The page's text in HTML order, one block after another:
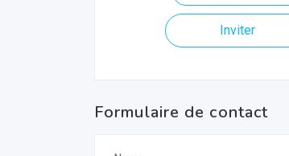
Inviter
Formulaire de contact